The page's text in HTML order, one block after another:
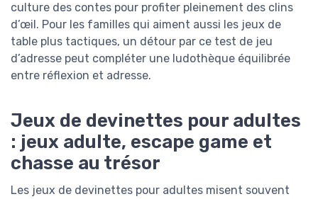
culture des contes pour profiter pleinement des clins
d’œil. Pour les familles qui aiment aussi les jeux de
table plus tactiques, un détour par ce test de jeu
d’adresse peut compléter une ludothèque équilibrée
entre réflexion et adresse.
Jeux de devinettes pour adultes
: jeux adulte, escape game et
chasse au trésor
Les jeux de devinettes pour adultes misent souvent